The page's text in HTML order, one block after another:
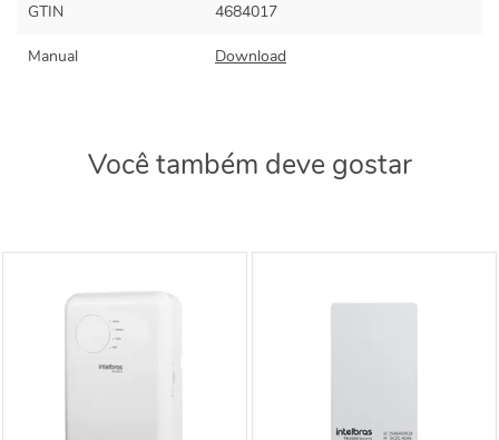
GTIN 4684017
Manual Download
Você também deve gostar